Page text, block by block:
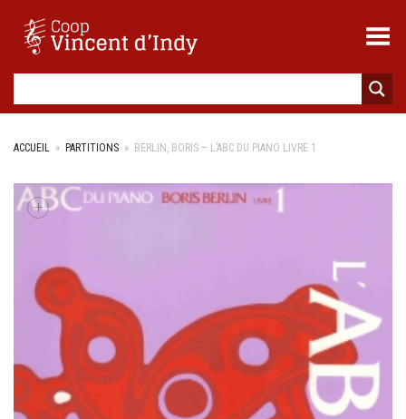
Toggle Menu
ACCUEIL » PARTITIONS » BERLIN, BORIS – L’ABC DU PIANO LIVRE 1
+